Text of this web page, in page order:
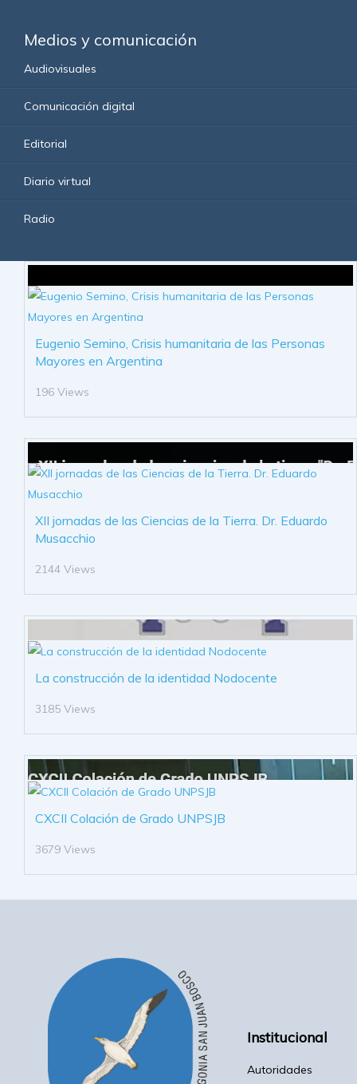
Medios y comunicación
Audiovisuales
Comunicación digital
Editorial
Diario virtual
Radio
Eugenio Semino, Crisis humanitaria de las Personas
Mayores en Argentina
196 Views
XII jornadas de las Ciencias de la Tierra. Dr. Eduardo
Musacchio
2144 Views
La construcción de la identidad Nodocente
3185 Views
CXCII Colación de Grado UNPSJB
3679 Views
Institucional
Autoridades